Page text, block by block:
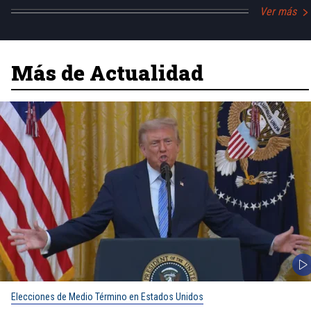
Ver más
Más de Actualidad
Elecciones de Medio Término en Estados Unidos